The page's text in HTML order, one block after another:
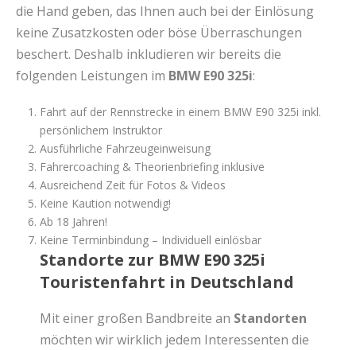
die Hand geben, das Ihnen auch bei der Einlösung
keine Zusatzkosten oder böse Überraschungen
beschert. Deshalb inkludieren wir bereits die
folgenden Leistungen im BMW E90 325i:
Fahrt auf der Rennstrecke in einem BMW E90 325i inkl.
persönlichem Instruktor
Ausführliche Fahrzeugeinweisung
Fahrercoaching & Theorienbriefing inklusive
Ausreichend Zeit für Fotos & Videos
Keine Kaution notwendig!
Ab 18 Jahren!
Keine Terminbindung – Individuell einlösbar
Standorte zur BMW E90 325i
Touristenfahrt in Deutschland
Mit einer großen Bandbreite an Standorten
möchten wir wirklich jedem Interessenten die